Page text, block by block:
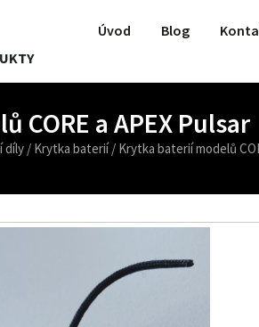
Úvod Blog
a APEX Pulsar
díly / Krytka baterií/ Krytka baterií modelů